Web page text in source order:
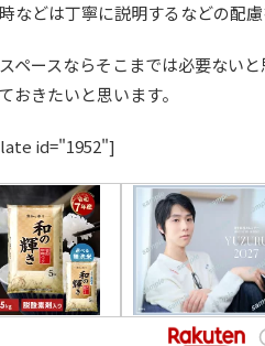
などは丁寧に説明するなどの配
ペースならそこまでは必要ない
おきたいと思います。
id="1952"]